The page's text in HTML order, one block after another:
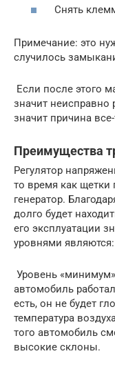
Снять
Примечание: это
случилось
Если после этого
значит неисправно
значит причина
Преимущества
Регулятор
то время как щетки
генератор.
долго будет
его эксплуатации
уровнями являются:
Уровень
автомобиль
есть, он не будет
температура
того автомобиль
высокие склоны.